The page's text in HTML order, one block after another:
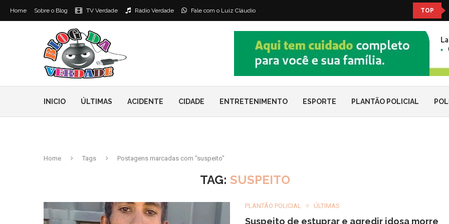
Home Sobre o Blog TV Verdade Rádio Verdade Fale com o Luiz Cláudio TOP
INICIO ÚLTIMAS ACIDENTE CIDADE ENTRETENIMENTO ESPORTE PLANTÃO POLICIAL
Home Tags Postagens marcadas com "suspeito"
TAG:SUSPEITO
PLANTÃO POLICIAL ÚLTIMAS
Suspeito de estuprar e agredir idosa morre